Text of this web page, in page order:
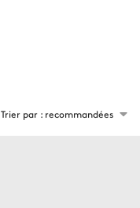
Trier par : recommandées